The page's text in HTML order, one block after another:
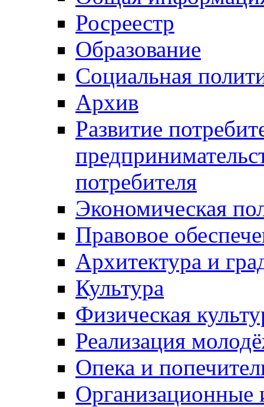
Росреестр
Образование
Социальная
Архив
Развитие
потребителя
Экономическая
Правовое
Архитектура и
Культура
Физическая
Реализация
Опека и